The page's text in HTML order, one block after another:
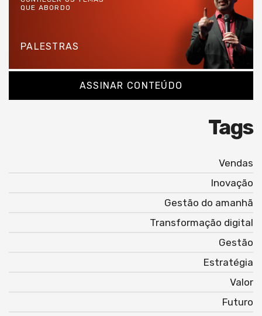
QUE ABORDO
PALESTRAS
ASSINAR CONTEÚDO
Tags
Vendas
Inovação
Gestão do amanhã
Transformação digital
Gestão
Estratégia
Valor
Futuro